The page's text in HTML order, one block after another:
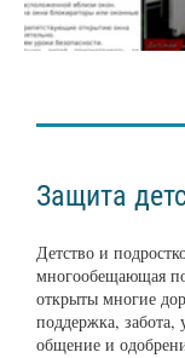
Защита
Детство и
многообещающая
открыты многие
поддержка, забота,
общение и